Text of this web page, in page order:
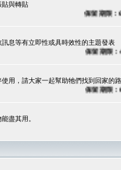
貼與轉貼
保留期限：60天
息等有立即性或具時效性的主題發表
保留期限：45天
用，請大家一起幫助牠們找到回家的
保留期限：60天
盡其用。